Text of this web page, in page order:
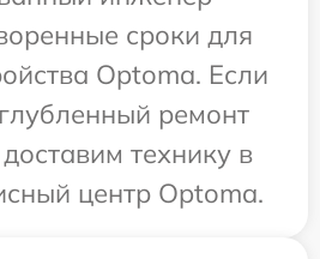
сроки для
Optoma. Если
ремонт
технику в
центр Optoma.